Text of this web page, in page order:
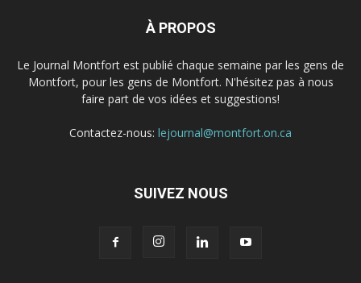
À PROPOS
Le Journal Montfort est publié chaque semaine par les gens de
Montfort, pour les gens de Montfort. N'hésitez pas à nous
faire part de vos idées et suggestions!
Contactez-nous: lejournal@montfort.on.ca
SUIVEZ NOUS